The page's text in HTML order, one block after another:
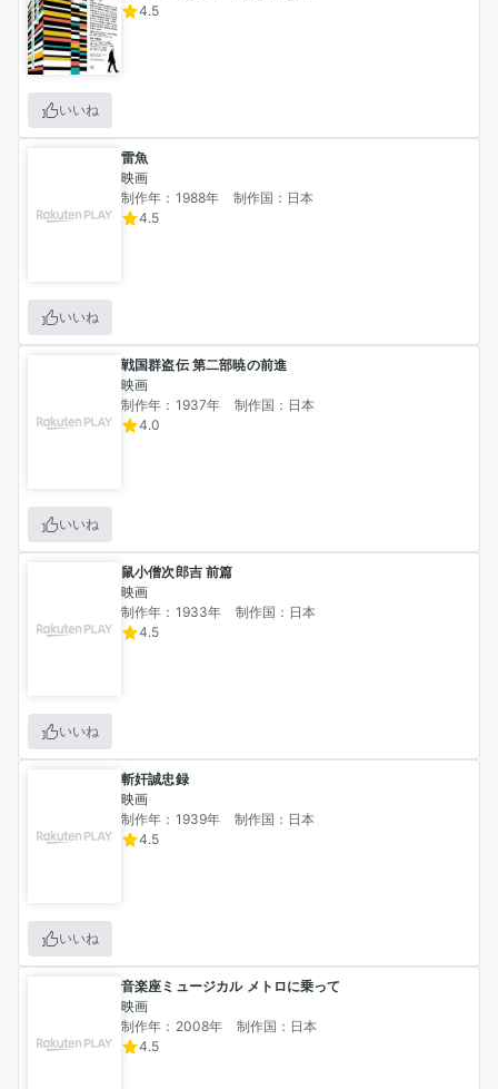
4.5
いいね
雷魚
映画
制作年：1988年
制作国：日本
4.5
いいね
戦国群盗伝 第二部暁の前進
映画
制作年：1937年
制作国：日本
4.0
いいね
鼠小僧次郎吉 前篇
映画
制作年：1933年
制作国：日本
4.5
いいね
斬奸誠忠録
映画
制作年：1939年
制作国：日本
4.5
いいね
音楽座ミュージカル メトロに乗って
映画
制作年：2008年
制作国：日本
4.5